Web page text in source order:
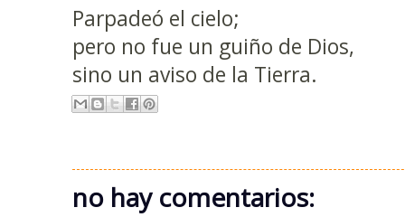
Parpadeó el cielo;
pero no fue un guiño de Dios,
sino un aviso de la Tierra.
no hay comentarios: